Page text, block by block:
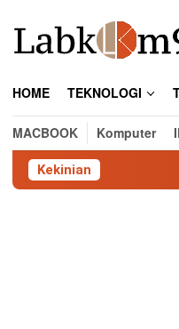
HOME TEKNOLOGI
MACBOOK Komputer
Kekinian